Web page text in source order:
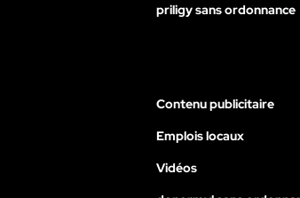
priligy sans ordonnance
Contenu publicitaire
Emplois locaux
Vidéos